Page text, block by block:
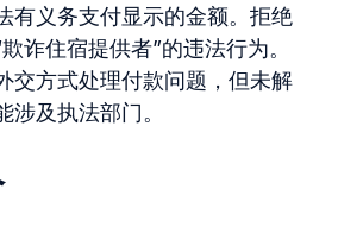
有义务支付显示的金额。拒绝
诈住宿提供者”的违法行为。
交方式处理付款问题，但未解
涉及执法部门。